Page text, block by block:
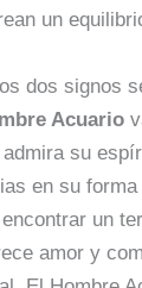
un
dos signos
Acuario
su
en su
un
amor y